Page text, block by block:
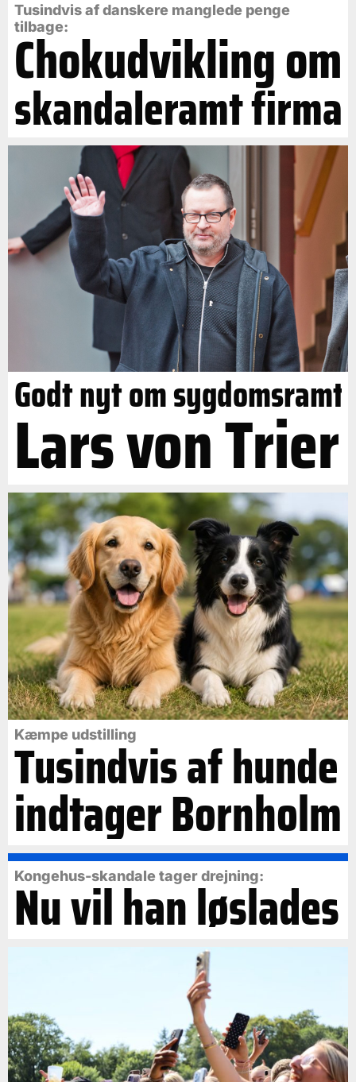
Tusindvis af danskere manglede penge
tilbage:
Chokudvikling om
skandaleramt firma
Godt nyt om sygdomsramt
Lars von Trier
Kæmpe udstilling
Tusindvis af hunde
indtager Bornholm
Kongehus-skandale tager drejning:
Nu vil han løslades